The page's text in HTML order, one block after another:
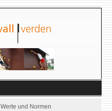
Werte und Normen